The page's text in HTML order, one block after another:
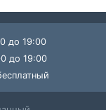
до 19:00
до 19:00